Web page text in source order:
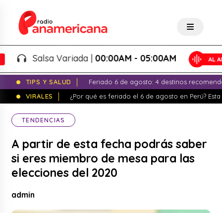
Salsa Variada |00:00AM - 05:00AM
TIPS Y SALUD
Feriado 6 de agosto: 4 destinos
VIRALES
¿Por qué es feriado el 6 de agosto en Perú?
TENDENCIAS
A partir de esta fecha podrás saber
si eres miembro de mesa para las
elecciones del 2020
admin